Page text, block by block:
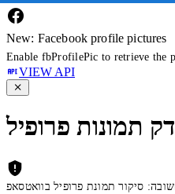
New: Facebook profile pictures
Enable fbProfilePic to retrieve the
VIEW API
תמונות פרופיל
סיקור תמונת פרופיל בוואטסאפ